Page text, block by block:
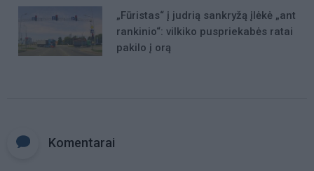
„Fūristas“ į judrią sankryžą įlėkė „ant
rankinio“: vilkiko puspriekabės ratai
pakilo į orą
Komentarai